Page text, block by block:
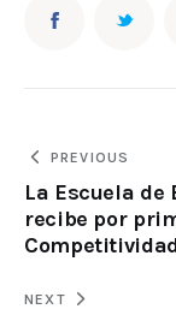
PREVIOUS
La Escuela de
recibe por
NEXT